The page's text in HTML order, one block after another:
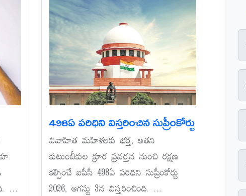
...
498ఏ పరిధిని విస్తరించిన సుప్రీంకోర్టు
వివాహిత మహిళలకు భర్త, అతని
కుటుంబీకుల క్రూర ప్రవర్తన నుంచి రక్షణ
కల్పించే ఐపీసీ 498ఏ పరిధిని సుప్రీంకోర్టు
2026, ఆగస్టు 3న విస్తరించింది. ...